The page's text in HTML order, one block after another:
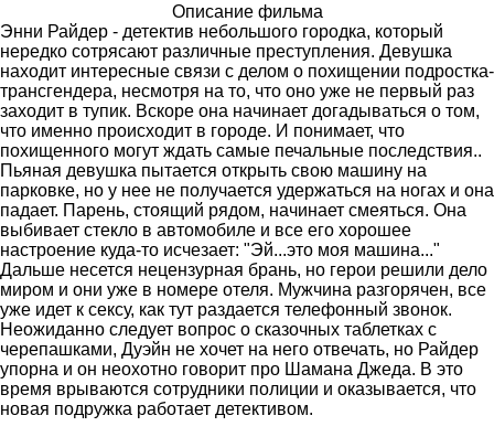
Описание фильма
Энни Райдер - детектив небольшого городка, который
нередко сотрясают различные преступления. Девушка
находит интересные связи с делом о похищении подростка-
трансгендера, несмотря на то, что оно уже не первый раз
заходит в тупик. Вскоре она начинает догадываться о том,
что именно происходит в городе. И понимает, что
похищенного могут ждать самые печальные последствия..
Пьяная девушка пытается открыть свою машину на
парковке, но у нее не получается удержаться на ногах и она
падает. Парень, стоящий рядом, начинает смеяться. Она
выбивает стекло в автомобиле и все его хорошее
настроение куда-то исчезает: "Эй...это моя машина..."
Дальше несется нецензурная брань, но герои решили дело
миром и они уже в номере отеля. Мужчина разгорячен, все
уже идет к сексу, как тут раздается телефонный звонок.
Неожиданно следует вопрос о сказочных таблетках с
черепашками, Дуэйн не хочет на него отвечать, но Райдер
упорна и он неохотно говорит про Шамана Джеда. В это
время врываются сотрудники полиции и оказывается, что
новая подружка работает детективом.